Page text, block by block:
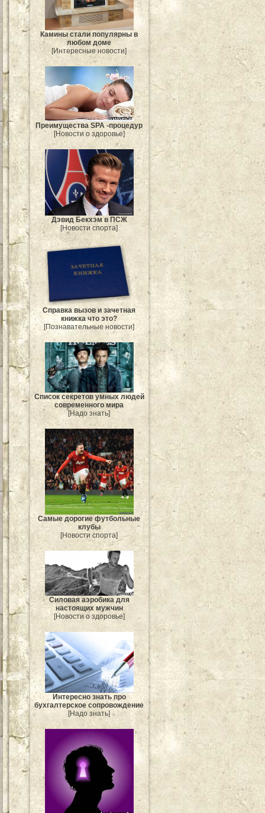
Камины стали популярны в
любом доме
[Интересные новости]
Преимущества SPA -процедур
[Новости о здоровье]
Дэвид Бекхэм в ПСЖ
[Новости спорта]
Справка вызов и зачетная
книжка что это?
[Познавательные новости]
Список секретов умных людей
современного мира
[Надо знать]
Самые дорогие футбольные
клубы
[Новости спорта]
Силовая аэробика для
настоящих мужчин
[Новости о здоровье]
Интересно знать про
бухгалтерское сопровождение
[Надо знать]